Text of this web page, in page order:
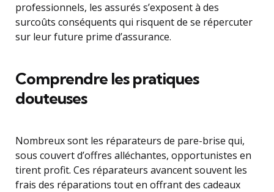
professionnels, les assurés s’exposent à des
surcoûts conséquents qui risquent de se répercuter
sur leur future prime d’assurance.
Comprendre les pratiques
douteuses
Nombreux sont les réparateurs de pare-brise qui,
sous couvert d’offres alléchantes, opportunistes en
tirent profit. Ces réparateurs avancent souvent les
frais des réparations tout en offrant des cadeaux